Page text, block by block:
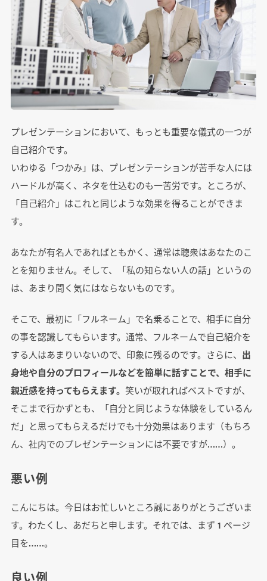
プレゼンテーションにおいて、もっとも重要な儀式の一つが
自己紹介です。
いわゆる「つかみ」は、プレゼンテーションが苦手な人には
ハードルが高く、ネタを仕込むのも一苦労です。ところが、
「自己紹介」はこれと同じような効果を得ることができま
す。
あなたが有名人であればともかく、通常は聴衆はあなたのこ
とを知りません。そして、「私の知らない人の話」というの
は、あまり聞く気にはならないものです。
そこで、最初に「フルネーム」で名乗ることで、相手に自分
の事を認識してもらいます。通常、フルネームで自己紹介を
する人はあまりいないので、印象に残るのです。さらに、 出
身地や自分のプロフィールなどを簡単に話すことで、相手に
親近感を持ってもらえます。 笑いが取れればベストですが、
そこまで行かずとも、「自分と同じような体験をしているん
だ」と思ってもらえるだけでも十分効果はあります（もちろ
ん、社内でのプレゼンテーションには不要ですが……）。
悪い例
こんにちは。今日はお忙しいところ誠にありがとうございま
す。わたくし、あだちと申します。それでは、まず 1 ページ
目を……。
良い例